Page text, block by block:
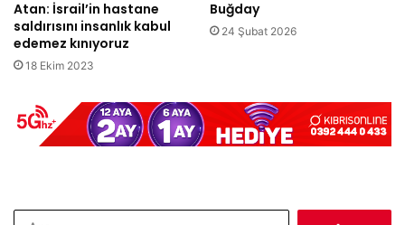
Atan: İsrail’in hastane
saldırısını insanlık kabul
edemez kınıyoruz
18 Ekim 2023
Buğday
24 Şubat 2026